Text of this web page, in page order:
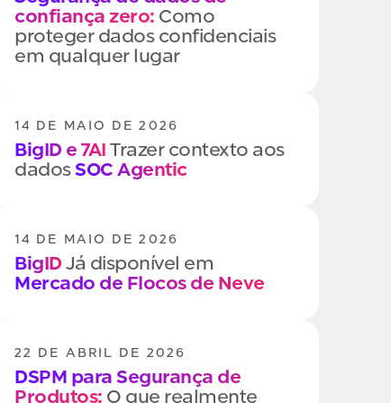
confiança zero: Como
proteger dados confidenciais
em qualquer lugar
14 DE MAIO DE 2026
BigID e 7AI Trazer contexto aos
dadosSOC Agentic
14 DE MAIO DE 2026
BigID Já disponível em
Mercado de Flocos de Neve
22 DE ABRIL DE 2026
DSPM para Segurança de
Produtos: O que realmente